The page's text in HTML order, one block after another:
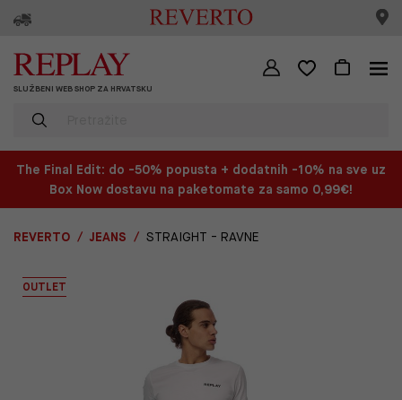
SLUŽBENI WEB SHOP ZA HRVATSKU
The Final Edit: do -50% popusta + dodatnih -10% na sve uz
Box Now dostavu na paketomate za samo 0,99€!
REVERTO JEANS STRAIGHT - RAVNE
OUTLET